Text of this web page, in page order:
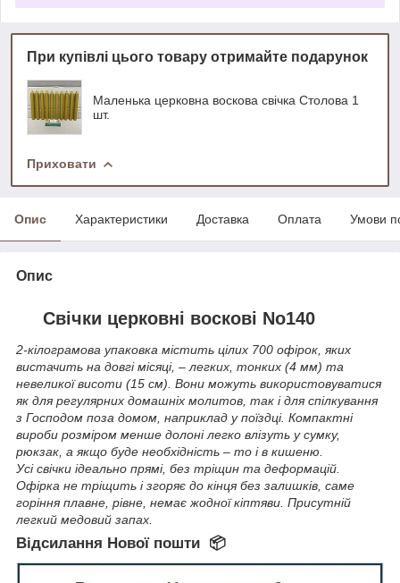
При купівлі цього товару отримайте подарунок
Маленька церковна воскова свічка Столова 1
шт.
Приховати
Опис Характеристики Доставка Оплата Умови
Опис
Свічки церковні воскові No140
2-кілограмова упаковка містить цілих 700 офірок, яких
вистачить на довгі місяці, – легких, тонких (4 мм) та
невеликої висоти (15 см). Вони можуть використовуватися
як для регулярних домашніх молитов, так і для спілкування
з Господом поза домом, наприклад у поїздці. Компактні
вироби розміром менше долоні легко влізуть у сумку,
рюкзак, а якщо буде необхідність – то і в кишеню.
Усі свічки ідеально прямі, без тріщин та деформацій.
Офірка не тріщить і згоряє до кінця без залишків, саме
горіння плавне, рівне, немає жодної кіптяви. Присутній
легкий медовий запах.
Відсилання Нової пошти 📦